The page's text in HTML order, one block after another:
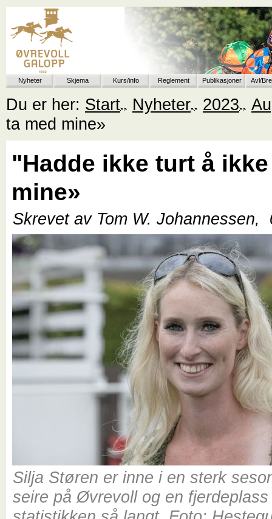
Nyheter Skjema Kurs/info Reglement Publikasjoner Avl/
Du er her: Start Nyheter 2023
ta med mine»
"Hadde ikke turt å
mine»
Skrevet av Tom W. Johannessen,
Silja Støren er inne i en sterk
seire på Øvrevoll og en